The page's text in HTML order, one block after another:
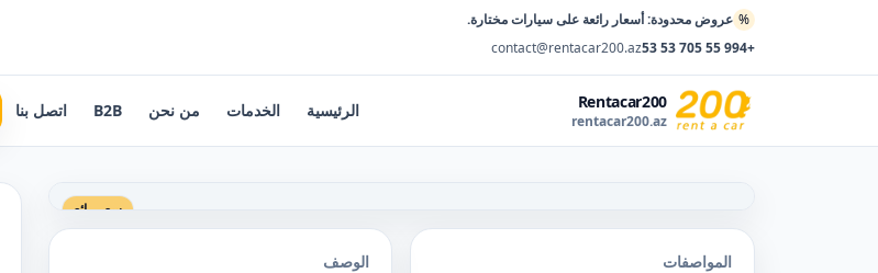
% عروض محدودة: أسعار رائعة على سيارات مختارة.
+994 55 705 53 53
contact@rentacar200.az
Rentacar200
rentacar200.az
الرئيسية الخدمات من نحن B2B اتصل بنا
سعر رائع
المواصفات
الوصف